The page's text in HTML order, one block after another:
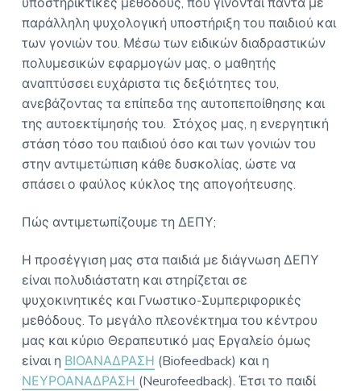
παράλληλη ψυχολογική υποστήριξη του παιδιού και
των γονιών του. Μέσω των ειδικών διαδραστικών
πολυμεσικών εφαρμογών μας, ο μαθητής
αναπτύσσει ευχάριστα τις δεξιότητες του,
ανεβάζοντας τα επίπεδα της αυτοπεποίθησης και
της αυτοεκτίμησής του. Στόχος μας, η ενεργητική
στάση τόσο του παιδιού όσο και των γονιών του
στην αντιμετώπιση κάθε δυσκολίας, ώστε να
σπάσει ο φαύλος κύκλος της απογοήτευσης.
Πώς αντιμετωπίζουμε τη ΔΕΠΥ;
Η προσέγγιση μας στα παιδιά με διάγνωση ΔΕΠΥ
είναι πολυδιάστατη και στηρίζεται σε
ψυχοκινητικές και Γνωστικο-Συμπεριφορικές
μεθόδους. Το μεγάλο πλεονέκτημα του κέντρου
μας και κύριο Θεραπευτικό μας Εργαλείο όμως
είναι η ΒΙΟΑΝΑΔΡΑΣΗ (Biofeedback) και η
ΝΕΥΡΟΑΝΑΔΡΑΣΗ (Neurofeedback). Έτσι το παιδί